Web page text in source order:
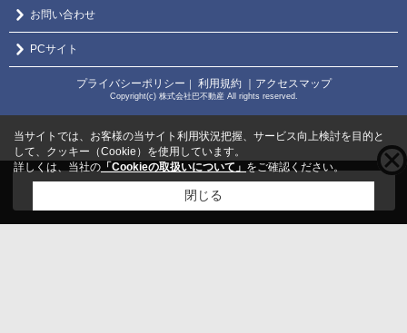
お問い合わせ
PCサイト
プライバシーポリシー 利用規約 ｜アクセスマップ
Copyright(c) 株式会社巴不動産 All rights reserved.
こちらの物件をご覧の方にお勧めな物件
当サイトでは、お客様の当サイト利用状況把握、サービス向上検討を目的と
して、クッキー（Cookie）を使用しています。
詳しくは、当社の 「Cookieの取扱いについて」 をご確認ください。
閉じる